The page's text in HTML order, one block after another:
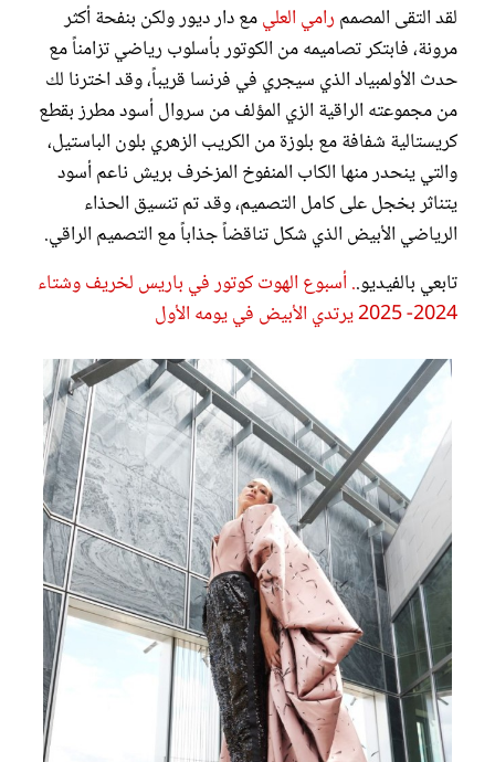
لقد التقى المصمم رامي العليمع دار ديور ولكن بنفحة أكثر
مرونة، فابتكر تصاميمه من الكوتور بأسلوب رياضي تزامناً مع
حدث الأولمبياد الذي سيجري في فرنسا قريباً، وقد اخترنا لك
من مجموعته الراقية الزي المؤلف من سروال أسود مطرز بقطع
كريستالية شفافة مع بلوزة من الكريب الزهري بلون الباستيل،
والتي ينحدر منها الكاب المنفوخ المزخرف بريش ناعم أسود
يتناثر بخجل على كامل التصميم، وقد تم تنسيق الحذاء
الرياضي الأبيض الذي شكل تناقضاً جذاباً مع التصميم الراقي.
تابعي بالفيديو.. أسبوع الهوت كوتور في باريس لخريف وشتاء
2024- 2025 يرتدي الأبيض في يومه الأول